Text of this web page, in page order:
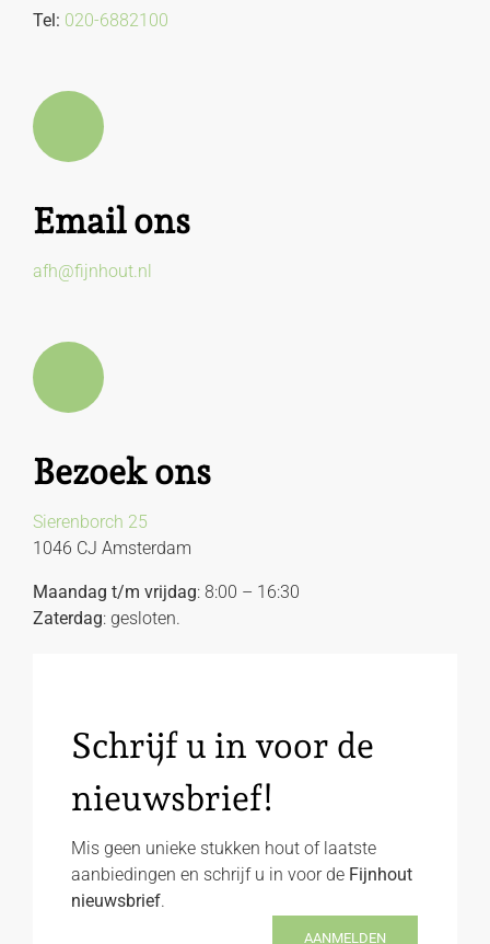
Tel: 020-6882100
Email ons
afh@fijnhout.nl
Bezoek ons
Sierenborch 25
1046 CJ Amsterdam
Maandag t/m vrijdag: 8:00 – 16:30
Zaterdag: gesloten.
Schrijf u in voor de
nieuwsbrief!
Mis geen unieke stukken hout of laatste
aanbiedingen en schrijf u in voor de Fijnhout
nieuwsbrief.
AANMELDEN